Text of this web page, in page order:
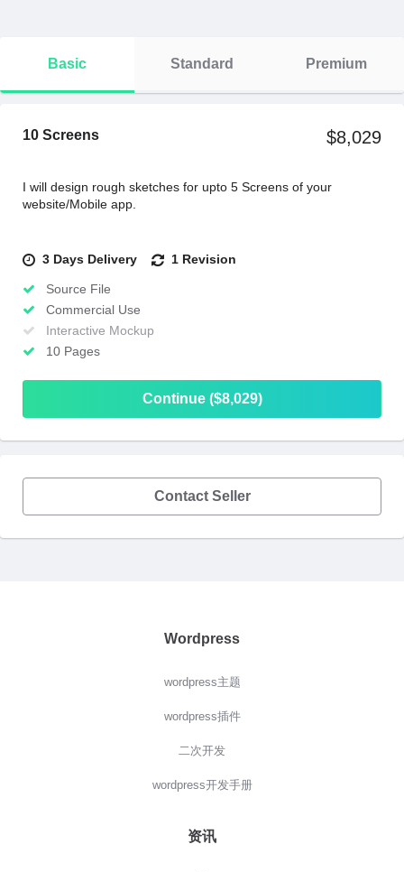
Basic Standard Premium
10 Screens $8,029
I will design rough sketches for upto 5 Screens of your
website/Mobile app.
3 Days Delivery 1 Revision
Source File
Commercial Use
Interactive Mockup
10 Pages
Continue ($8,029)
Contact Seller
Wordpress
wordpress主题
wordpress插件
二次开发
wordpress开发手册
资讯